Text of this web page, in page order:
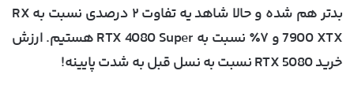
بدتر هم شده و حالا شاهد یه تفاوت ۲ درصدی نسبت به RX
7900 XTX و ۷٪ نسبت به RTX 4080 Super هستیم. ارزش
خرید RTX 5080 نسبت به نسل قبل به شدت پایینه!